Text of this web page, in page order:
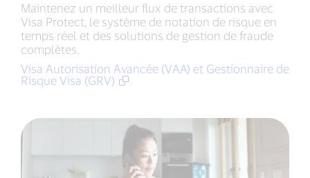
Maintenez un meilleur flux de transactions avec
Visa Protect, le système de notation de risque en
temps réel et des solutions de gestion de fraude
complètes.
Visa Autorisation Avancée (VAA) et Gestionnaire de
Risque Visa (GRV)